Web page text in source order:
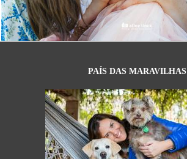
4240 557
PAÍS DAS MARAVILHAS